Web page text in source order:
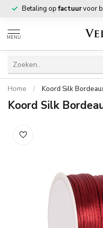
Betaling opfactuurvoor
MENU
Home / Koord Silk
Koord Silk